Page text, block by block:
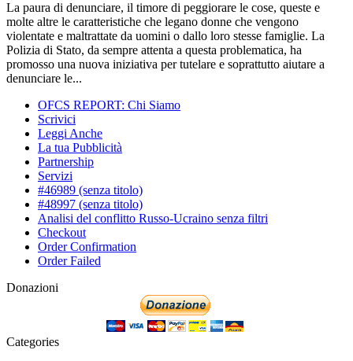
La paura di denunciare, il timore di peggiorare le cose, queste e
molte altre le caratteristiche che legano donne che vengono
violentate e maltrattate da uomini o dallo loro stesse famiglie. La
Polizia di Stato, da sempre attenta a questa problematica, ha
promosso una nuova iniziativa per tutelare e soprattutto aiutare a
denunciare le...
OFCS REPORT: Chi Siamo
Scrivici
Leggi Anche
La tua Pubblicità
Partnership
Servizi
#46989 (senza titolo)
#48997 (senza titolo)
Analisi del conflitto Russo-Ucraino senza filtri
Checkout
Order Confirmation
Order Failed
Donazioni
Categories